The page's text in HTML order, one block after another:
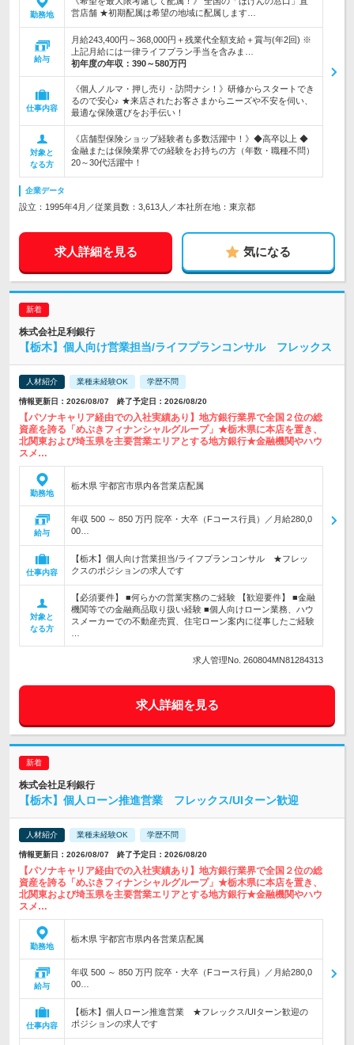
勤務地
営店舗 ★初期配属は希望の地域に配属します…
給与
月給243,400円～368,000円＋残業代全額支給＋賞与(年2回) ※
上記月給には一律ライフプラン手当を含みま…
初年度の年収： 390～580万円
仕事内容
《個人ノルマ・押し売り・訪問ナシ！》研修からスタートでき
るので安心♪ ★来店されたお客さまからニーズや不安を伺い、
最適な保険選びをお手伝い！
対象と
なる方
《店舗型保険ショップ経験者も多数活躍中！》◆高卒以上 ◆
金融または保険業界での経験をお持ちの方（年数・職種不問）
20～30代活躍中！
企業データ
設立：1995年4月／従業員数：3,613人／本社所在地：東京都
求人詳細を見る 気になる
株式会社足利銀行
【栃木】個人向け営業担当/ライフプランコンサル フレックス
人材紹介 業種未経験OK 学歴不問
情報更新日：2026/08/07 終了予定日：2026/08/20
【パソナキャリア経由での入社実績あり】地方銀行業界で全国２位の総
資産を誇る「めぶきフィナンシャルグループ」★栃木県に本店を置き、
北関東および埼玉県を主要営業エリアとする地方銀行★金融機関やハウ
スメ…
勤務地
栃木県 宇都宮市県内各営業店配属
給与
年収 500 ～ 850 万円 院卒・大卒（Fコース行員）／月給280,0
00…
仕事内容
【栃木】個人向け営業担当/ライフプランコンサル ★フレッ
クスのポジションの求人です
対象と
なる方
【必須要件】 ■何らかの営業実務のご経験 【歓迎要件】 ■金融
機関等での金融商品取り扱い経験 ■個人向けローン業務、ハウ
スメーカーでの不動産売買、住宅ローン案内に従事したご経験
求人管理No. 260804MN81284313
求人詳細を見る
株式会社足利銀行
【栃木】個人ローン推進営業 フレックス/UIターン歓迎
人材紹介 業種未経験OK 学歴不問
情報更新日：2026/08/07 終了予定日：2026/08/20
【パソナキャリア経由での入社実績あり】地方銀行業界で全国２位の総
資産を誇る「めぶきフィナンシャルグループ」★栃木県に本店を置き、
北関東および埼玉県を主要営業エリアとする地方銀行★金融機関やハウ
スメ…
勤務地
栃木県 宇都宮市県内各営業店配属
給与
年収 500 ～ 850 万円 院卒・大卒（Fコース行員）／月給280,0
00…
仕事内容
【栃木】個人ローン推進営業 ★フレックス/UIターン歓迎の
ポジションの求人です